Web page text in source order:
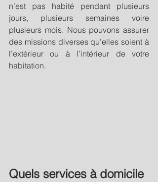
n’est pas habité pendant plusieurs
jours, plusieurs semaines voire
plusieurs mois. Nous pouvons assurer
des missions diverses qu’elles soient à
l’extérieur ou à l’intérieur de votre
habitation.
Quels services à domicile